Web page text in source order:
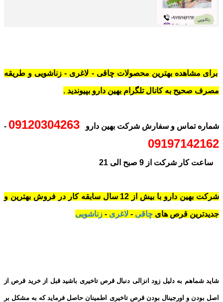
برای مشاهده بهترین محصولات چاقی - لاغری - زناشویی و طریقه
مصرف صحیح به کانال تلگرام بهین دارو بپیوندید .
شماره تماس و سفارش شرکت بهین دارو 09120304263
-
09197142162
ساعت کار شرکت از 9 صبح الی 21
شرکت بهین دارو با بیش از 12 سال سابقه کار در فروش بهترین و
جدیدترین قرص های چاقی - لاغری - زناشویی
شاید شماهم به دلیل زود انزالی دنبال قرص تاخیری باشید قبل از خرید قرص از
اصل بودن و اورجینال بودن قرص تاخیری اطمینان حاصل فرماید که به مشکل بر